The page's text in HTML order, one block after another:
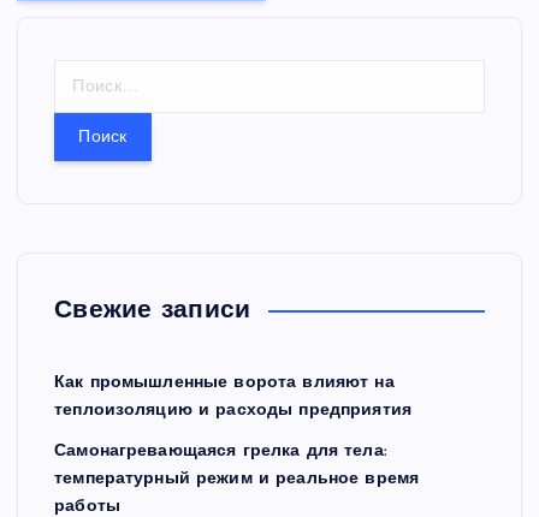
Свежие записи
Как промышленные ворота влияют на
теплоизоляцию и расходы предприятия
Самонагревающаяся грелка для тела:
температурный режим и реальное время
работы